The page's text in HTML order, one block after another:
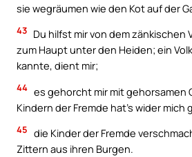
sie wegräumen wie den Kot auf der
43 Du hilfst mir von dem zänkischen
zum Haupt unter den Heiden; ein
kannte, dient mir;
44 es gehorcht mir mit gehorsamen
Kindern der Fremde hat’s wider mich
45 die Kinder der Fremde
Zittern aus ihren Burgen.